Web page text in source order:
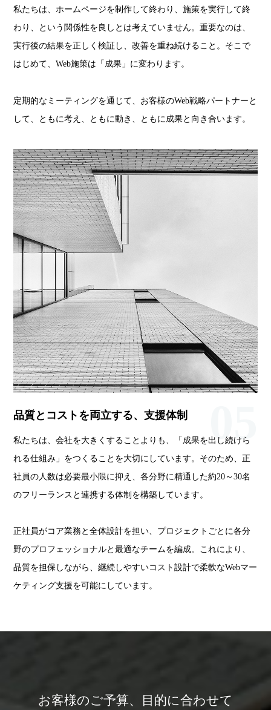
私たちは、ホームページを制作して終わり、施策を実行して終
わり、という関係性を良しとは考えていません。重要なのは、
実行後の結果を正しく検証し、改善を重ね続けること。そこで
はじめて、Web施策は「成果」に変わります。
定期的なミーティングを通じて、お客様のWeb戦略パートナーと
して、ともに考え、ともに動き、ともに成果と向き合います。
05
品質とコストを両立する、支援体制
私たちは、会社を大きくすることよりも、「成果を出し続けら
れる仕組み」をつくることを大切にしています。そのため、正
社員の人数は必要最小限に抑え、各分野に精通した約20～30名
のフリーランスと連携する体制を構築しています。
正社員がコア業務と全体設計を担い、プロジェクトごとに各分
野のプロフェッショナルと最適なチームを編成。これにより、
品質を担保しながら、継続しやすいコスト設計で柔軟なWebマー
ケティング支援を可能にしています。
お客様のご予算、目的に合わせて